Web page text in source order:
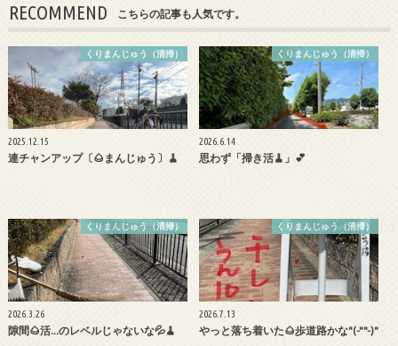
RECOMMEND こちらの記事も人気です。
くりまんじゅう（清掃）
2025.12.15
連チャンアップ〔🌰まんじゅう〕🧹
くりまんじゅう（清掃）
2026.6.14
思わず「掃き活🧹」💕
くりまんじゅう（清掃）
2026.3.26
隙間🌰活…のレベルじゃないな💦🧹
くりまんじゅう（清掃）
2026.7.13
やっと落ち着いた🌰歩道路かな"(-""-)"